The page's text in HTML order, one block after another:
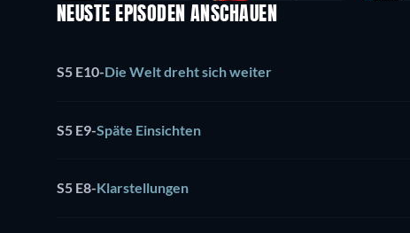
NEUSTE EPISODEN ANSCHAUEN
S5 E10-Die Welt dreht sich weiter
S5 E9-Späte Einsichten
S5 E8-Klarstellungen